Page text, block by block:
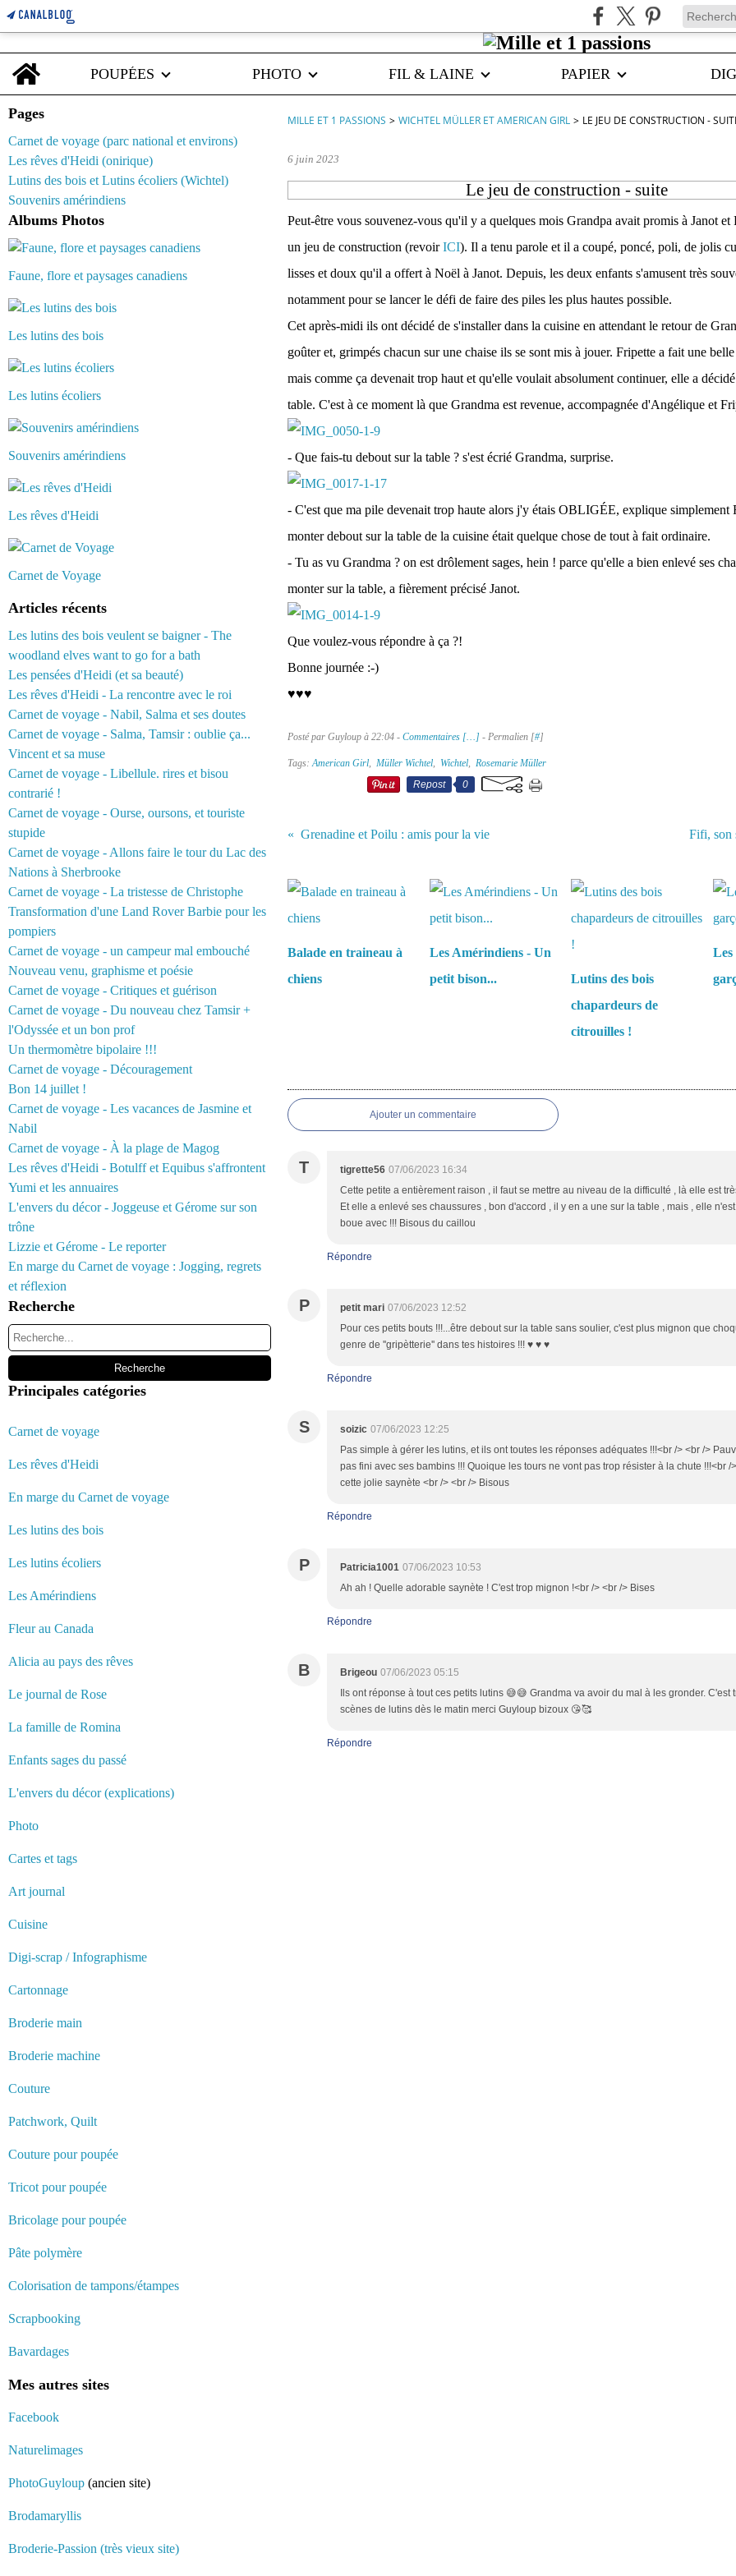
Home
POUPÉES
PHOTO FIL & LAINE PAPIER
Pages
Carnet de voyage (parc national et environs)
Les rêves d'Heidi (onirique)
Lutins des bois et Lutins écoliers (Wichtel)
Souvenirs amérindiens
Albums Photos
Faune, flore et paysages canadiens
Les lutins des bois
Les lutins écoliers
Souvenirs amérindiens
Les rêves d'Heidi
Carnet de Voyage
Articles récents
Les lutins des bois veulent se baigner - The
woodland elves want to go for a bath
Les pensées d'Heidi (et sa beauté)
Les rêves d'Heidi - La rencontre avec le roi
Carnet de voyage - Nabil, Salma et ses doutes
Carnet de voyage - Salma, Tamsir : oublie ça...
Vincent et sa muse
Carnet de voyage - Libellule. rires et bisou
contrarié !
Carnet de voyage - Ourse, oursons, et touriste
stupide
Carnet de voyage - Allons faire le tour du Lac des
Nations à Sherbrooke
Carnet de voyage - La tristesse de Christophe
Transformation d'une Land Rover Barbie pour les
pompiers
Carnet de voyage - un campeur mal embouché
Nouveau venu, graphisme et poésie
Carnet de voyage - Critiques et guérison
Carnet de voyage - Du nouveau chez Tamsir +
l'Odyssée et un bon prof
Un thermomètre bipolaire !!!
Carnet de voyage - Découragement
Bon 14 juillet !
Carnet de voyage - Les vacances de Jasmine et
Nabil
Carnet de voyage - À la plage de Magog
Les rêves d'Heidi - Botulff et Equibus s'affrontent
Yumi et les annuaires
L'envers du décor - Joggeuse et Gérome sur son
trône
Lizzie et Gérome - Le reporter
En marge du Carnet de voyage : Jogging, regrets
et réflexion
Recherche
Principales catégories
Carnet de voyage
Les rêves d'Heidi
En marge du Carnet de voyage
Les lutins des bois
Les lutins écoliers
Les Amérindiens
Fleur au Canada
Alicia au pays des rêves
Le journal de Rose
La famille de Romina
Enfants sages du passé
L'envers du décor (explications)
Photo
Cartes et tags
Art journal
Cuisine
Digi-scrap / Infographisme
Cartonnage
Broderie main
Broderie machine
Couture
Patchwork, Quilt
Couture pour poupée
Tricot pour poupée
Bricolage pour poupée
Pâte polymère
Colorisation de tampons/étampes
Scrapbooking
Bavardages
Mes autres sites
Facebook
Naturelimages
PhotoGuyloup (ancien site)
Brodamaryllis
Broderie-Passion (très vieux site)
MILLE ET 1 PASSIONS > WICHTEL MÜLLER ET AMERICAN GIRL > LE JEU DE CONSTRUCTION -
6 juin 2023
Le jeu de construction - suite
Peut-être vous souvenez-vous qu'il y a quelques mois Grandpa avait promis à Janot et
un jeu de construction (revoirICI). Il a tenu parole et il a coupé, poncé, poli, de jolis
lisses et doux qu'il a offert à Noël à Janot. Depuis, les deux enfants s'amusent très
notamment pour se lancer le défi de faire des piles les plus hautes possible.
Cet après-midi ils ont décidé de s'installer dans la cuisine en attendant le retour de
goûter et, grimpés chacun sur une chaise ils se sont mis à jouer. Fripette a fait une
mais comme ça devenait trop haut et qu'elle voulait absolument continuer, elle a
table. C'est à ce moment là que Grandma est revenue, accompagnée d'Angélique et
- Que fais-tu debout sur la table ? s'est écrié Grandma, surprise.
- C'est que ma pile devenait trop haute alors j'y étais OBLIGÉE, explique simplement
monter debout sur la table de la cuisine était quelque chose de tout à fait ordinaire.
- Tu as vu Grandma ? on est drôlement sages, hein ! parce qu'elle a bien enlevé ses
monter sur la table, a fièrement précisé Janot.
Que voulez-vous répondre à ça ?!
Bonne journée :-)
♥♥♥
Posté par Guyloup à 22:04 - Commentaires […] - Permalien [#]
Tags:American Girl, Müller Wichtel, Wichtel, Rosemarie Müller
Repost
0
Grenadine et Poilu : amis pour la vie Fifi, son
Balade en traineau à
chiens
Les Amérindiens - Un
petit bison...
Lutins des bois
chapardeurs de
citrouilles !
Les
Ajouter un commentaire
T tigrette56 07/06/2023 16:34
Cette petite a entièrement raison , il faut se mettre au niveau de la difficulté , là elle est
Et elle a enlevé ses chaussures , bon d'accord , il y en a une sur la table , mais , elle
boue avec !!! Bisous du caillou
Répondre
P petit mari 07/06/2023 12:52
Pour ces petits bouts !!!...être debout sur la table sans soulier, c'est plus mignon que
genre de ''gripètterie'' dans tes histoires !!! ♥ ♥ ♥
Répondre
S soizic 07/06/2023 12:25
Pas simple à gérer les lutins, et ils ont toutes les réponses adéquates !!!<br /> <br />
pas fini avec ses bambins !!! Quoique les tours ne vont pas trop résister à la chute !!!<br /
cette jolie saynète <br /> <br /> Bisous
Répondre
P Patricia1001 07/06/2023 10:53
Ah ah ! Quelle adorable saynète ! C'est trop mignon !<br /> <br /> Bises
Répondre
B Brigeou 07/06/2023 05:15
Ils ont réponse à tout ces petits lutins 😅😅 Grandma va avoir du mal à les gronder. C'est
scènes de lutins dès le matin merci Guyloup bizoux 😘🥰
Répondre